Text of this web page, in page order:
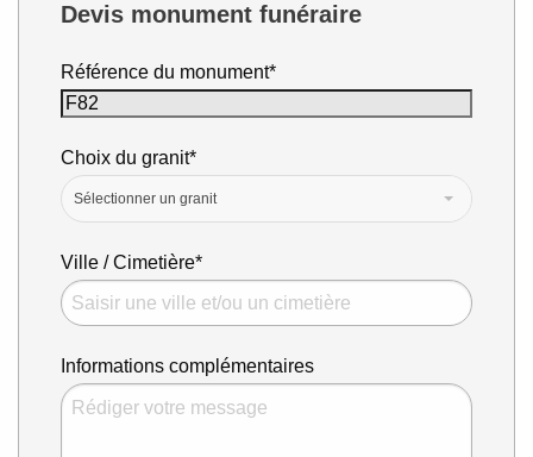
Devis monument funéraire
Référence du monument*
Choix du granit*
Sélectionner un granit
Ville / Cimetière*
Informations complémentaires